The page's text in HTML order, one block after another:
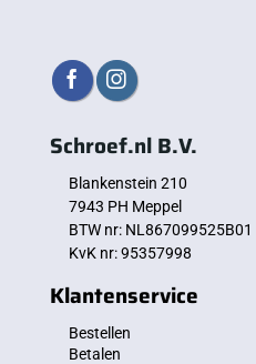
Schroef.nl B.V.
Blankenstein 210
7943 PH Meppel
BTW nr: NL867099525B01
KvK nr: 95357998
Klantenservice
Bestellen
Betalen